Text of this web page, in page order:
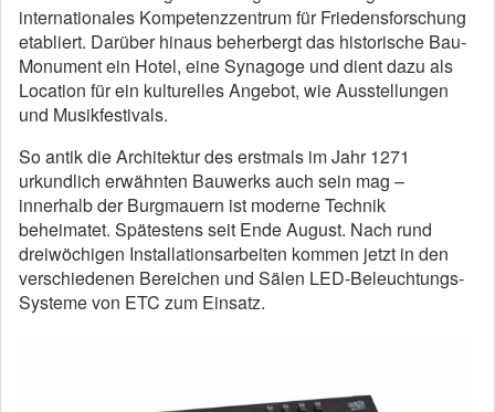
internationales Kompetenzzentrum für Friedensforschung
etabliert. Darüber hinaus beherbergt das historische Bau-
Monument ein Hotel, eine Synagoge und dient dazu als
Location für ein kulturelles Angebot, wie Ausstellungen
und Musikfestivals.
So antik die Architektur des erstmals im Jahr 1271
urkundlich erwähnten Bauwerks auch sein mag –
innerhalb der Burgmauern ist moderne Technik
beheimatet. Spätestens seit Ende August. Nach rund
dreiwöchigen Installationsarbeiten kommen jetzt in den
verschiedenen Bereichen und Sälen LED-Beleuchtungs-
Systeme von ETC zum Einsatz.